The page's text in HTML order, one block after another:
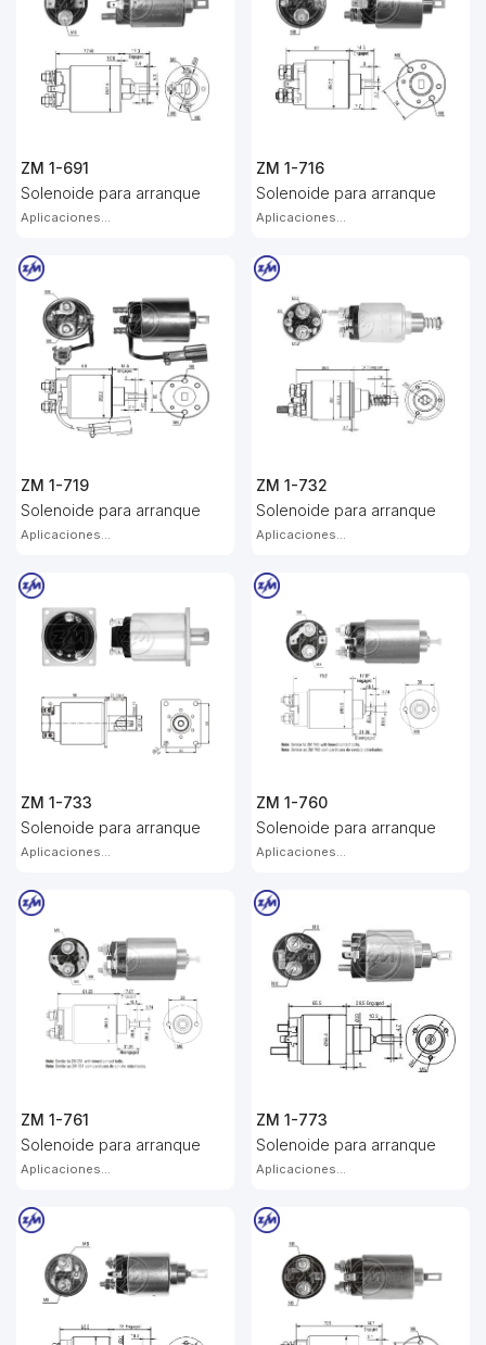
ZM 1-691
Solenoide para arranque
Aplicaciones...
ZM 1-716
Solenoide para arranque
Aplicaciones...
ZM 1-719
Solenoide para arranque
Aplicaciones...
ZM 1-732
Solenoide para arranque
Aplicaciones...
ZM 1-733
Solenoide para arranque
Aplicaciones...
ZM 1-760
Solenoide para arranque
Aplicaciones...
ZM 1-761
Solenoide para arranque
Aplicaciones...
ZM 1-773
Solenoide para arranque
Aplicaciones...